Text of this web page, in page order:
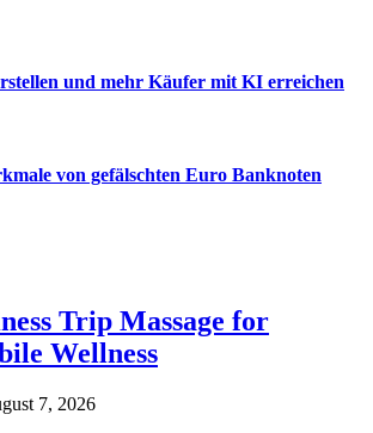
und mehr Käufer mit KI erreichen
von gefälschten Euro Banknoten
Trip Massage for
Wellness
7, 2026